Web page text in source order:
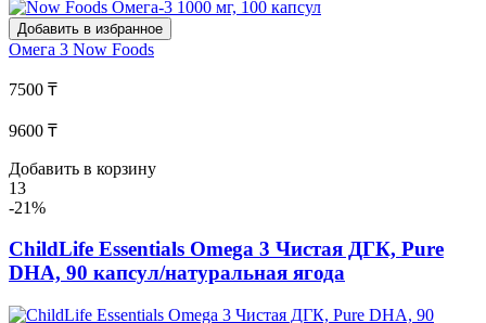
Добавить в избранное
Омега 3 Now Foods
7500 ₸
9600 ₸
Добавить в корзину
13
-21%
ChildLife Essentials Omega 3 Чистая ДГК, Pure
DHA, 90 капсул/натуральная ягода